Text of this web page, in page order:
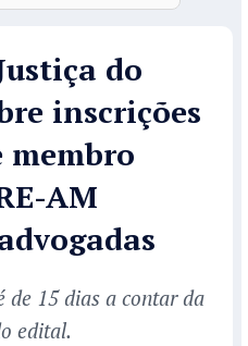
do
inscrições
membro
AM
de 15 dias a contar da
edital.